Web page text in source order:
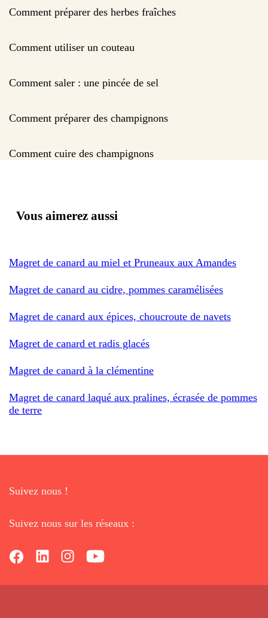
Comment préparer des herbes fraîches
Comment utiliser un couteau
Comment saler : une pincée de sel
Comment préparer des champignons
Comment cuire des champignons
Vous aimerez aussi
Magret de canard au miel et Pruneaux aux Amandes
Magret de canard au cidre, pommes caramélisées
Magret de canard aux épices, choucroute de navets
Magret de canard et radis glacés
Magret de canard à la clémentine
Magret de canard laqué aux pralines, écrasée de pommes
de terre
Suivez nous !
Suivez nous sur les réseaux :